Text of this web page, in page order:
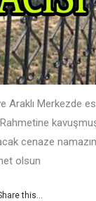
Araklı Merkezde
cenaze
olsun
this...